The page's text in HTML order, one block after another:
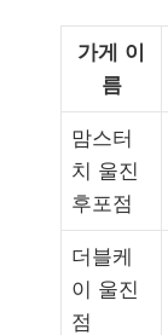
가게 이
름
맘스터
치 울진
후포점
더블케
이 울진
점